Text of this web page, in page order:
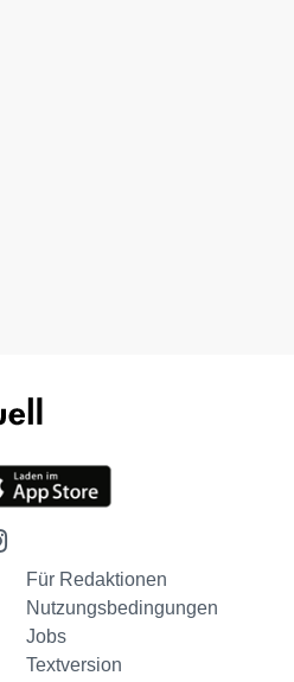
Für Redaktionen
Nutzungsbedingungen
Jobs
Textversion